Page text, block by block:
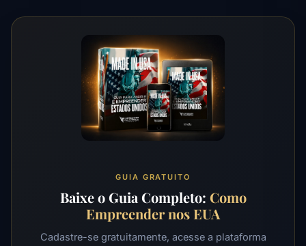
GUIA GRATUITO
Baixe o Guia Completo: Como
Empreender nos EUA
Cadastre-se gratuitamente, acesse a plataforma